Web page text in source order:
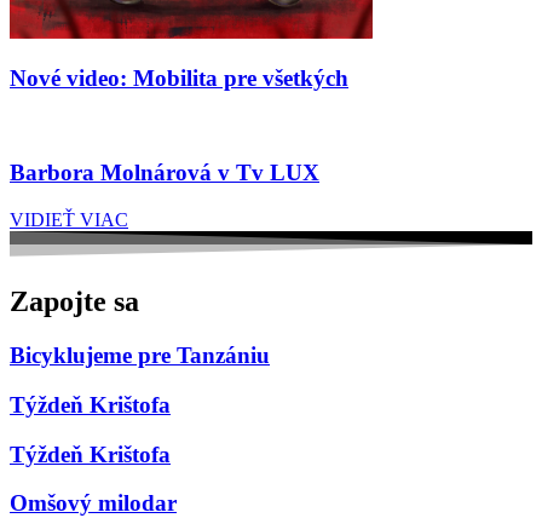
Nové video: Mobilita pre všetkých
Barbora Molnárová v Tv LUX
VIDIEŤ VIAC
Zapojte sa
Bicyklujeme pre Tanzániu
Týždeň Krištofa
Týždeň Krištofa
Omšový milodar